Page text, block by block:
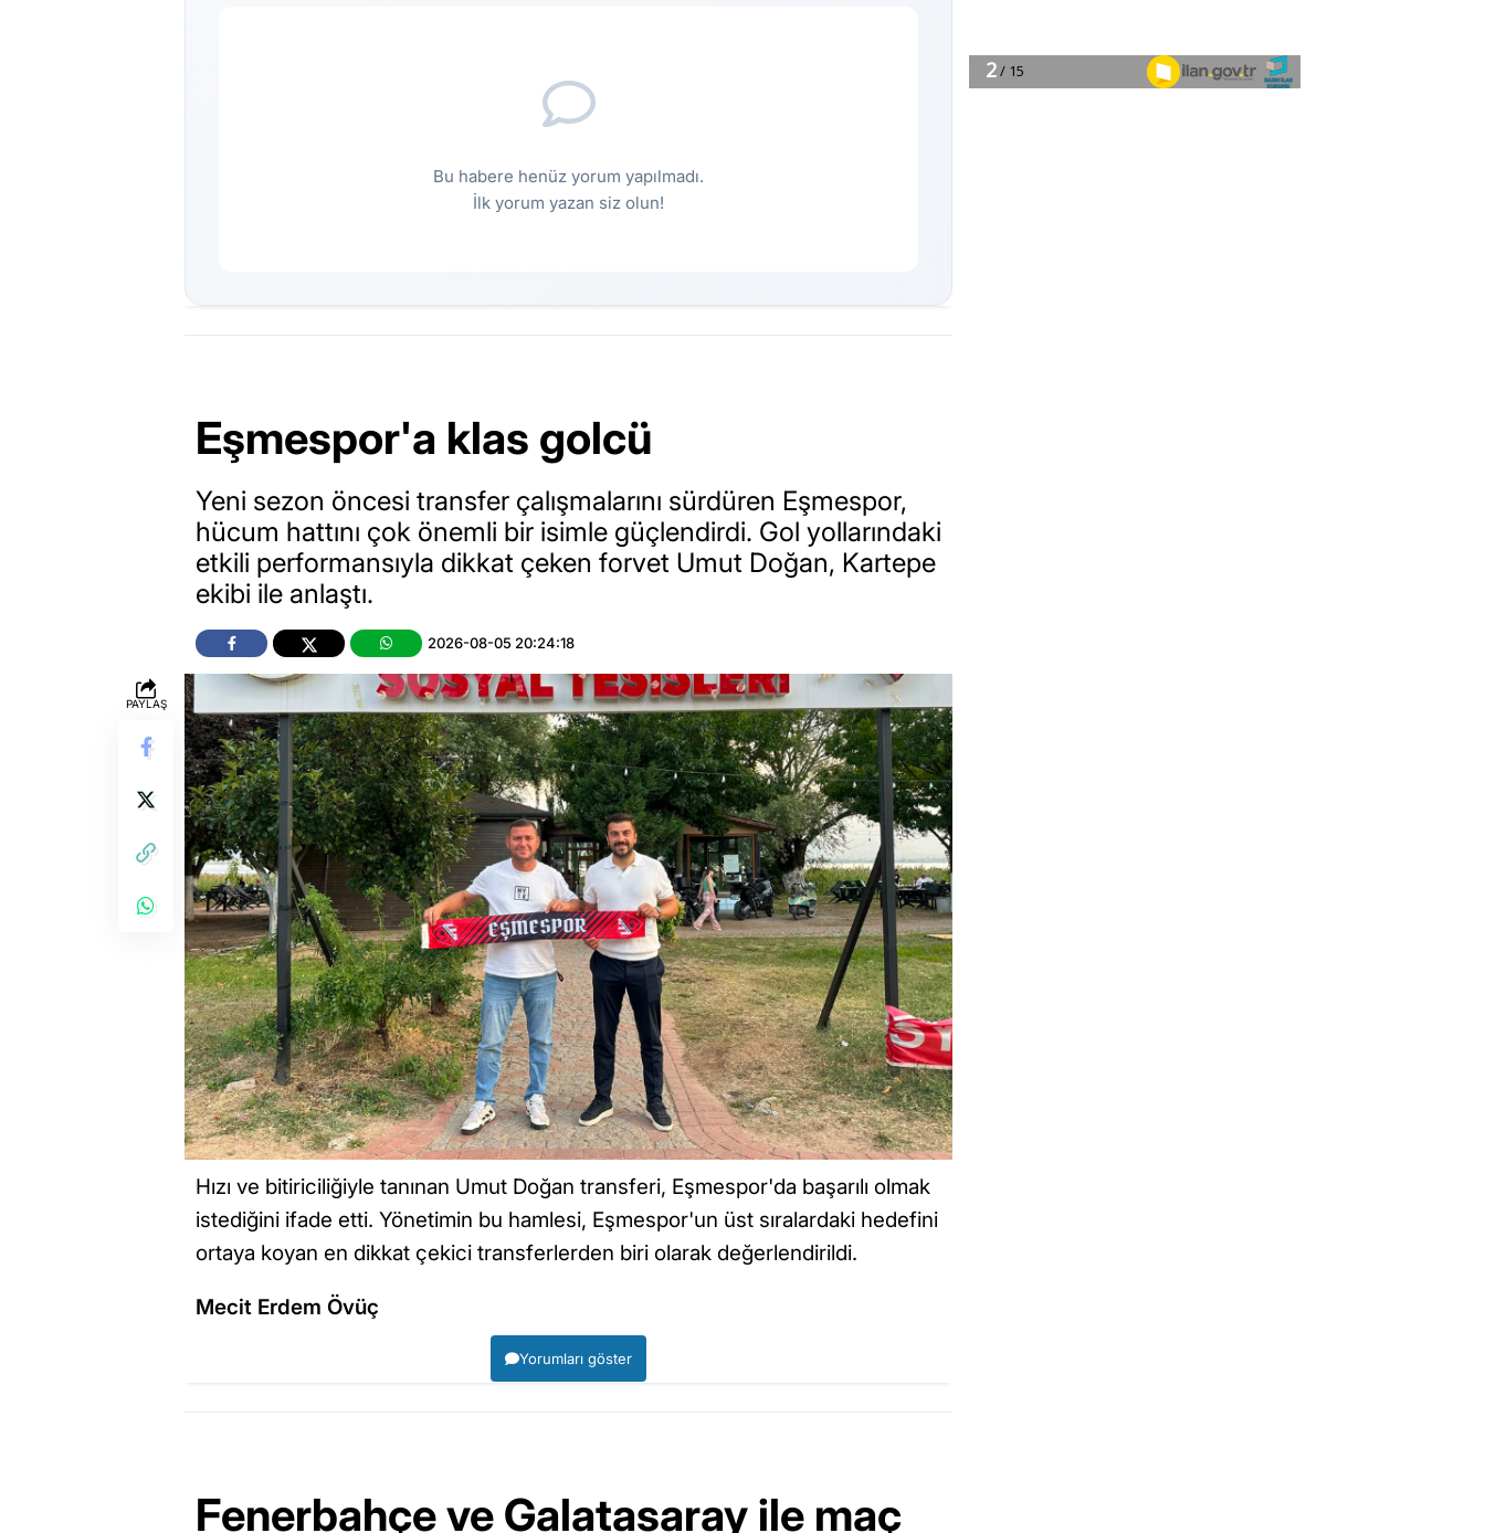
Bu habere henüz yorum yapılmadı.
İlk yorum yazan siz olun!
PAYLAŞ
Eşmespor'a klas golcü
Yeni sezon öncesi transfer çalışmalarını sürdüren Eşmespor,
hücum hattını çok önemli bir isimle güçlendirdi. Gol yollarındaki
etkili performansıyla dikkat çeken forvet Umut Doğan, Kartepe
ekibi ile anlaştı.
2026-08-05 20:24:18
Hızı ve bitiriciliğiyle tanınan Umut Doğan transferi, Eşmespor'da başarılı olmak
istediğini ifade etti. Yönetimin bu hamlesi, Eşmespor'un üst sıralardaki hedefini
ortaya koyan en dikkat çekici transferlerden biri olarak değerlendirildi.
Mecit Erdem Övüç
Yorumları göster
Fenerbahçe ve Galatasaray ile maç